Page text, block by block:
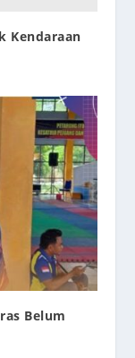
Kendaraan
Belum